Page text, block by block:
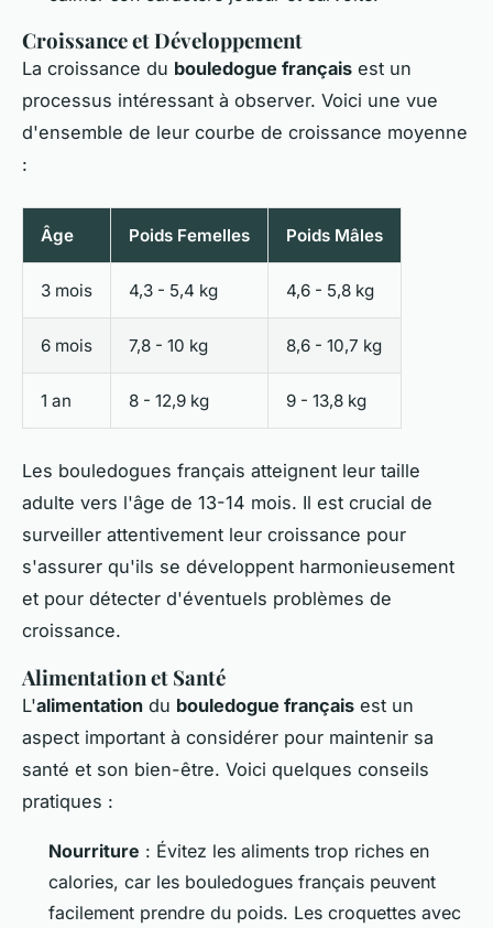
Croissance et Développement
La croissance du bouledogue français est un
processus intéressant à observer. Voici une vue
d'ensemble de leur courbe de croissance moyenne
:
Âge Poids Femelles Poids Mâles
3 mois 4,3 - 5,4 kg 4,6 - 5,8 kg
6 mois 7,8 - 10 kg 8,6 - 10,7 kg
1 an 8 - 12,9 kg 9 - 13,8 kg
Les bouledogues français atteignent leur taille
adulte vers l'âge de 13-14 mois. Il est crucial de
surveiller attentivement leur croissance pour
s'assurer qu'ils se développent harmonieusement
et pour détecter d'éventuels problèmes de
croissance.
Alimentation et Santé
L'alimentation du bouledogue français est un
aspect important à considérer pour maintenir sa
santé et son bien-être. Voici quelques conseils
pratiques :
Nourriture : Évitez les aliments trop riches en
calories, car les bouledogues français peuvent
facilement prendre du poids. Les croquettes avec